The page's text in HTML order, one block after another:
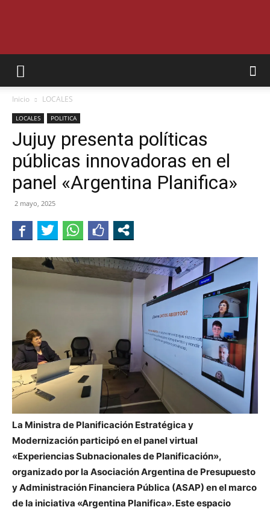
SEMANARIO
JUJUY
Inicio LOCALES
LOCALES POLITICA
Jujuy presenta políticas
públicas innovadoras en el
panel «Argentina Planifica»
2 mayo, 2025
La Ministra de Planificación Estratégica y
Modernización participó en el panel virtual
«Experiencias Subnacionales de Planificación»,
organizado por la Asociación Argentina de Presupuesto
y Administración Financiera Pública (ASAP) en el marco
de la iniciativa «Argentina Planifica». Este espacio